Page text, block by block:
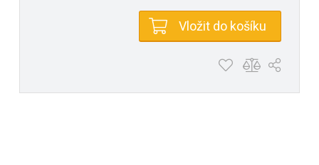
Vložit do košíku